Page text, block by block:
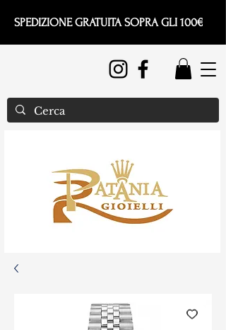
SPEDIZIONE GRATUITA SOPRA GLI 100€